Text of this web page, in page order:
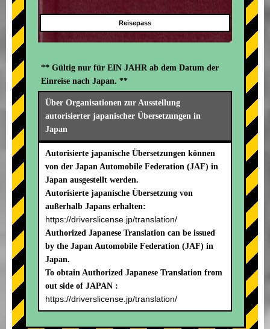
Reisepass
** Gültig nur für EIN JAHR ab dem Datum der
Einreise nach Japan. **
Über Organisationen zur Ausstellung
autorisierter japanischer Übersetzungen in
Japan
Autorisierte japanische Übersetzungen können
von der Japan Automobile Federation (JAF) in
Japan ausgestellt werden.
Autorisierte japanische Übersetzung von
außerhalb Japans erhalten:
https://driverslicense.jp/translation/
Authorized Japanese Translation can be issued
by the Japan Automobile Federation (JAF) in
Japan.
To obtain Authorized Japanese Translation from
out side of JAPAN :
https://driverslicense.jp/translation/